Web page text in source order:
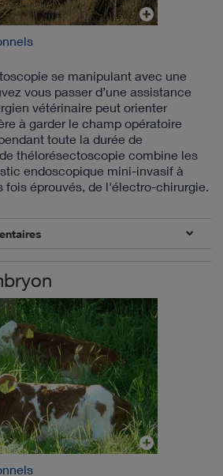
se manipulant avec une
vous passer d’une assistance
vétérinaire peut orienter
à garder le champ opératoire
toute la durée de
thélorésectoscopie combine les
endoscopique mini-invasif à
fois éprouvés, de l'électro-chirurgie.